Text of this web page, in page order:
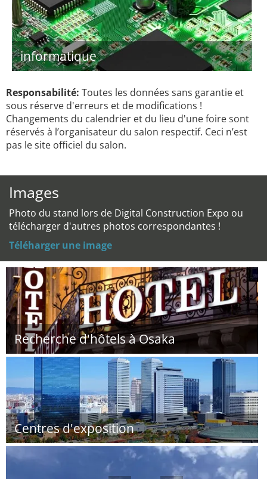
informatique
Responsabilité: Toutes les données sans garantie et
sous réserve d'erreurs et de modifications !
Changements du calendrier et du lieu d'une foire sont
réservés à l’organisateur du salon respectif. Ceci n’est
pas le site officiel du salon.
Images
Photo du stand lors de Digital Construction Expo ou
télécharger d'autres photos correspondantes !
Téléharger une image
Recherche d'hôtels à Osaka
Centres d'exposition